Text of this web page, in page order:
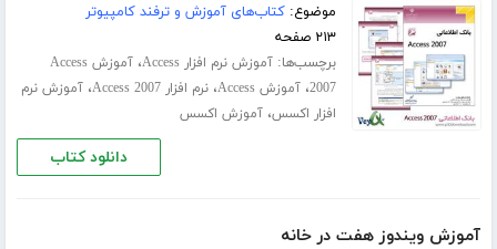
موضوع:کتاب‌های آموزش و ترفند کامپیوتر
۲۱۳ صفحه
برچسب‌ها:آموزش نرم افزار Access ،
آموزش Access
2007،آموزش Access ،نرم افزار Access 2007 ،آموزش نرم
افزار اکسس،آموزش اکسس
دانلود کتاب
آموزش ویندوز هفت در خانه